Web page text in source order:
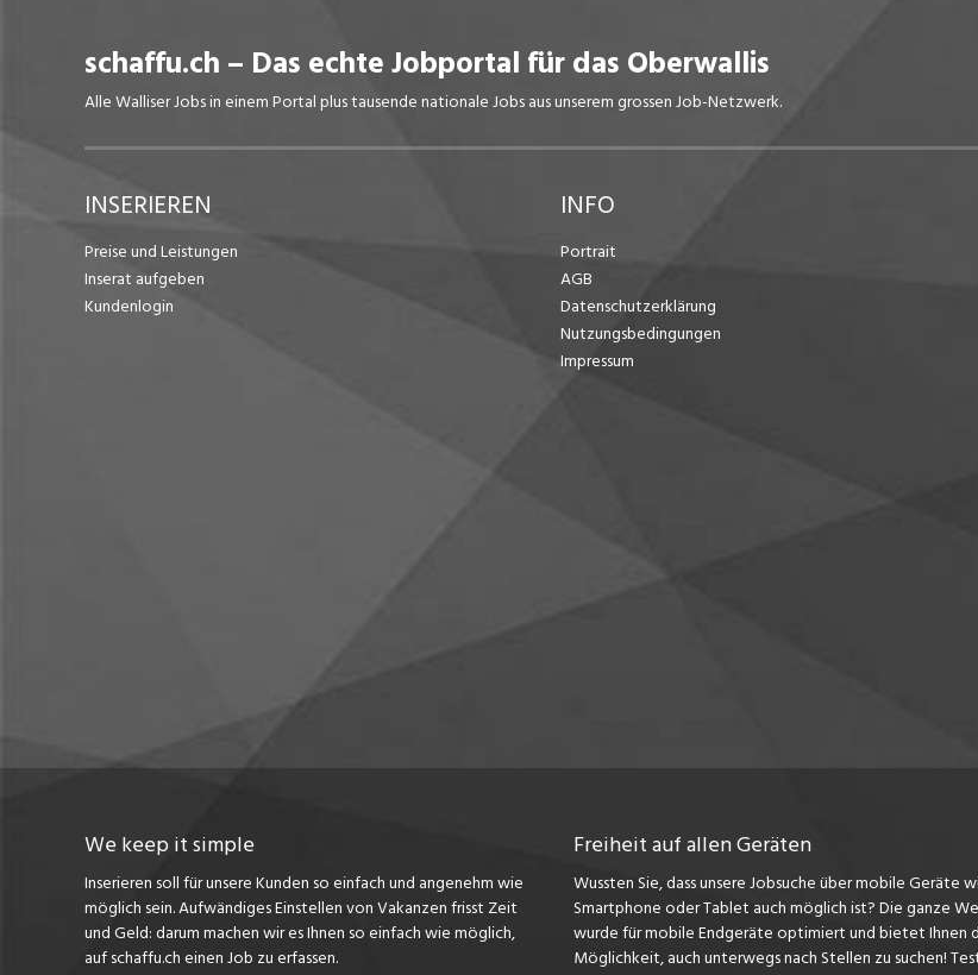
schaffu.ch – Das echte Jobportal für das Oberwallis
Alle Walliser Jobs in einem Portal plus tausende nationale Jobs aus unserem grossen Job-Netzwerk.
INSERIEREN
Preise und Leistungen
Inserat aufgeben
Kundenlogin
INFO
Portrait
AGB
Datenschutzerklärung
Nutzungsbedingungen
Impressum
We keep it simple
Inserieren soll für unsere Kunden so einfach und angenehm wie
möglich sein. Aufwändiges Einstellen von Vakanzen frisst Zeit
und Geld: darum machen wir es Ihnen so einfach wie möglich,
auf schaffu.ch einen Job zu erfassen.
Freiheit auf allen Geräten
Wussten Sie, dass unsere Jobsuche über mobile Geräte
Smartphone oder Tablet auch möglich ist? Die ganze
wurde für mobile Endgeräte optimiert und bietet Ihnen
Möglichkeit, auch unterwegs nach Stellen zu suchen!